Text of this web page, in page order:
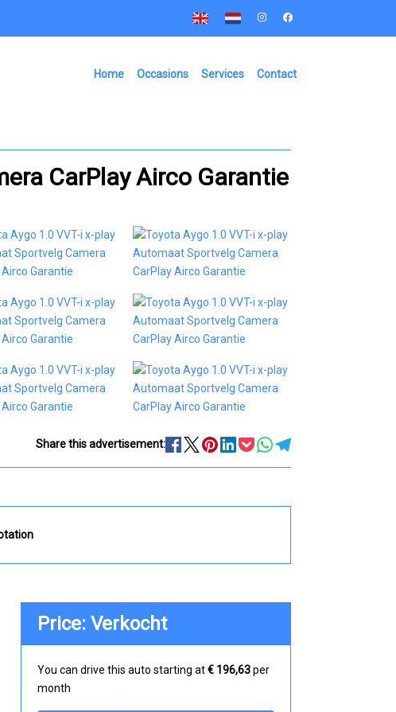
Home Occasions Services Contact
CarPlay Airco Garantie
Share this advertisement:
Price: Verkocht
You can drive this auto starting at€ 196,63per
month